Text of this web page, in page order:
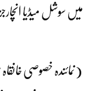
میں سوشل میڈیا